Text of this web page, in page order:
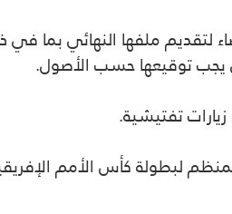
الموعد النهائي للاتحادات الأعضاء
يجب توقيعها حسب الأصول.